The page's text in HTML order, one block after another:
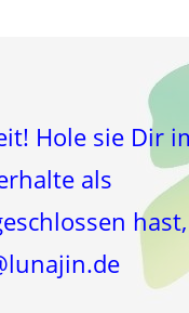
Hole sie Dir
als
hast,